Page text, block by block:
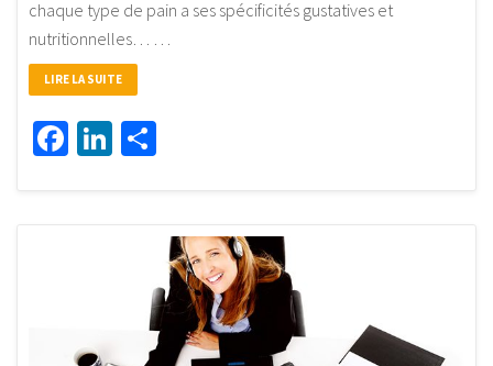
chaque type de pain a ses spécificités gustatives et
nutritionnelles… …
LIRE LA SUITE
Facebook
LinkedIn